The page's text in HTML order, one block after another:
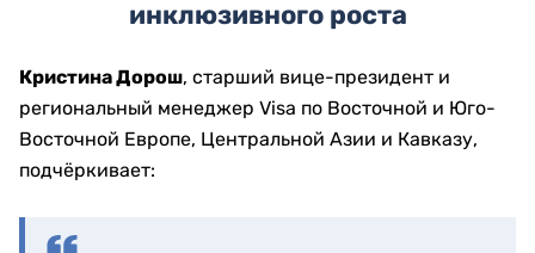
инклюзивного роста
Кристина Дорош, старший вице-президент и
региональный менеджер Visa по Восточной и Юго-
Восточной Европе, Центральной Азии и Кавказу,
подчёркивает: